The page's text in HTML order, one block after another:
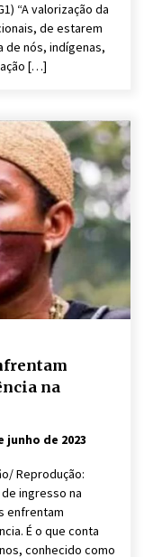
“A valorização da
de estarem
de nós, indígenas,
[…]
na
junho de 2023
Reprodução:
ingresso na
enfrentam
É o que conta
conhecido como